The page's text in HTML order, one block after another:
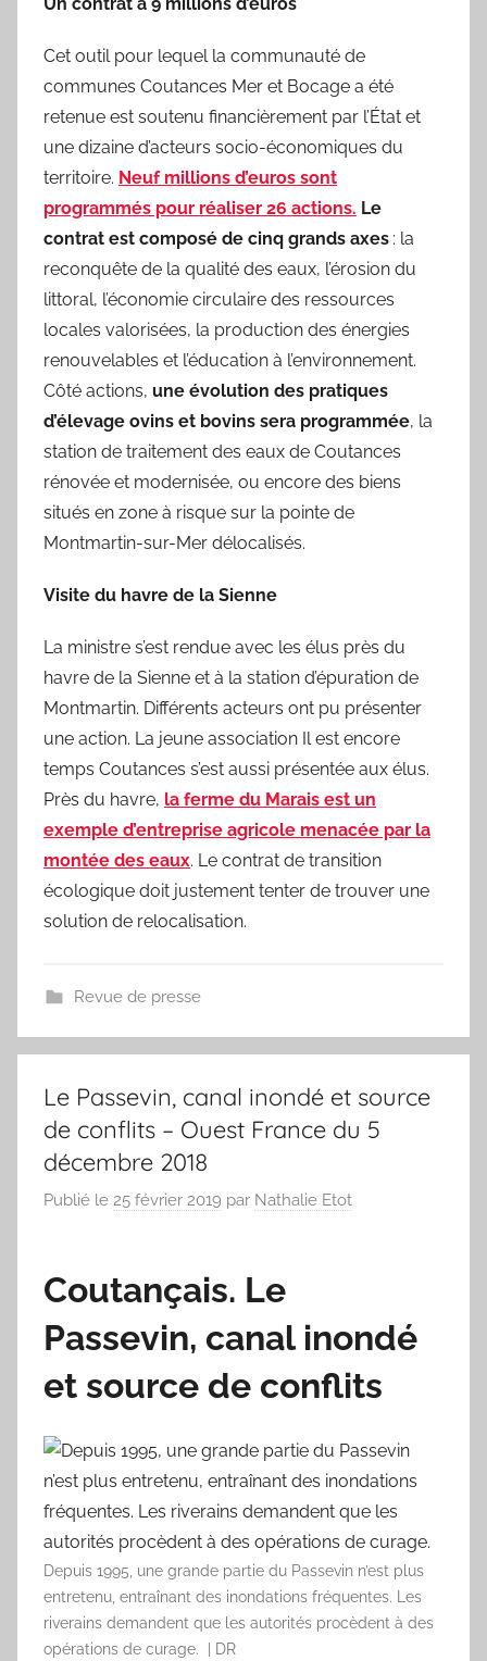
Cet outil pour lequel la communauté de
communes Coutances Mer et Bocage a été
retenue est soutenu financièrement par l’État et
une dizaine d’acteurs socio-économiques du
territoire. Neuf millions d’euros sont
programmés pour réaliser 26 actions. Le
contrat est composé de cinq grands axes : la
reconquête de la qualité des eaux, l’érosion du
littoral, l’économie circulaire des ressources
locales valorisées, la production des énergies
renouvelables et l’éducation à l’environnement.
Côté actions, une évolution des pratiques
d’élevage ovins et bovins sera programmée, la
station de traitement des eaux de Coutances
rénovée et modernisée, ou encore des biens
situés en zone à risque sur la pointe de
Montmartin-sur-Mer délocalisés.
Visite du havre de la Sienne
La ministre s’est rendue avec les élus près du
havre de la Sienne et à la station d’épuration de
Montmartin. Différents acteurs ont pu présenter
une action. La jeune association Il est encore
temps Coutances s’est aussi présentée aux élus.
Près du havre, la ferme du Marais est un
exemple d’entreprise agricole menacée par la
montée des eaux. Le contrat de transition
écologique doit justement tenter de trouver une
solution de relocalisation.
Revue de presse
Le Passevin, canal inondé et source
de conflits – Ouest France du 5
décembre 2018
Publié le 25 février 2019 par Nathalie Etot
Coutançais. Le
Passevin, canal inondé
et source de conflits
Depuis 1995, une grande partie du Passevin n’est plus
entretenu, entraînant des inondations fréquentes. Les
riverains demandent que les autorités procèdent à des
opérations de curage. | DR